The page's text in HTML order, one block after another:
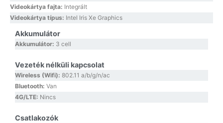
Videokártya fajta: Integrált
Videokártya típus: Intel Iris Xe Graphics
Akkumulátor
Akkumulátor: 3 cell
Vezeték nélküli kapcsolat
Wireless (Wifi): 802.11 a/b/g/n/ac
Bluetooth: Van
4G/LTE: Nincs
Csatlakozók